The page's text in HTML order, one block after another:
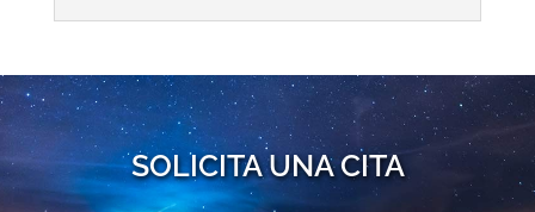
SOLICITA UNA CITA